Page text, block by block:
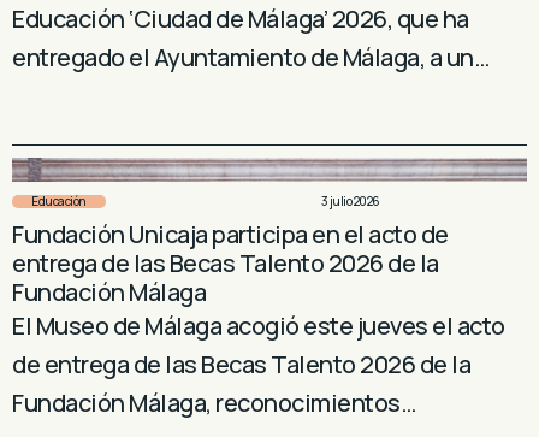
Educación ‘Ciudad de Málaga’ 2026, que ha
entregado el Ayuntamiento de Málaga, a un…
Educación 3 julio 2026
Fundación Unicaja participa en el acto de
entrega de las Becas Talento 2026 de la
Fundación Málaga
El Museo de Málaga acogió este jueves el acto
de entrega de las Becas Talento 2026 de la
Fundación Málaga, reconocimientos…